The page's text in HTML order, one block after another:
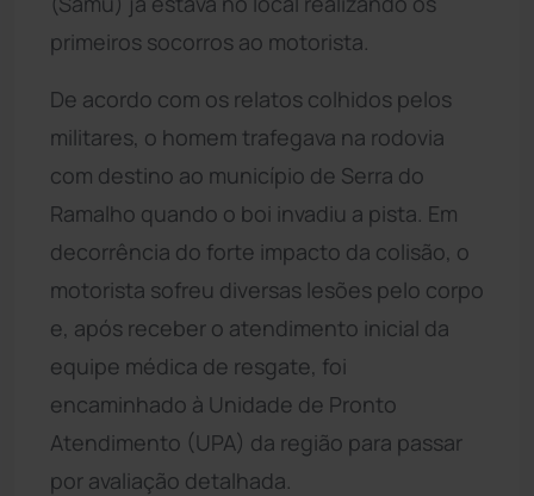
primeiros socorros ao motorista.
De acordo com os relatos colhidos pelos
militares, o homem trafegava na rodovia
com destino ao município de Serra do
Ramalho quando o boi invadiu a pista. Em
decorrência do forte impacto da colisão, o
motorista sofreu diversas lesões pelo corpo
e, após receber o atendimento inicial da
equipe médica de resgate, foi
encaminhado à Unidade de Pronto
Atendimento (UPA) da região para passar
por avaliação detalhada.